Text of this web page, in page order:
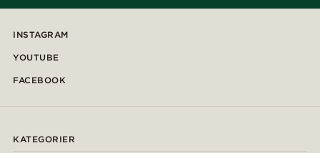
INSTAGRAM
YOUTUBE
FACEBOOK
KATEGORIER